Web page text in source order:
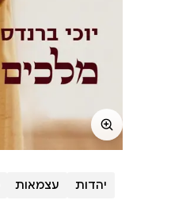
יהדות עצמאות